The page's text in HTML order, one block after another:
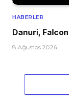
HABERLER
Danuri,
8 Ağustos 2026